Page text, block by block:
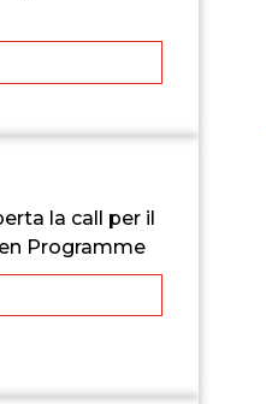
la call per il
Programme